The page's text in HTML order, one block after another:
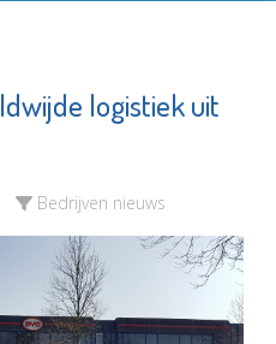
logistiek uit
Bedrijven nieuws